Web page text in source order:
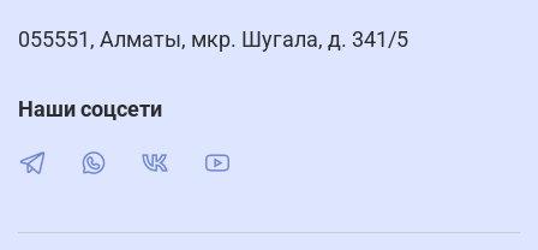
055551, Алматы, мкр. Шугала, д. 341/5
Наши соцсети